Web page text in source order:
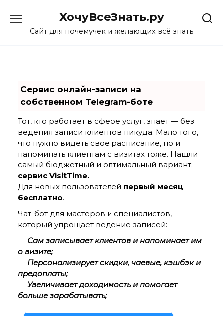
content
ХочуВсеЗнать.ру
Сайт для почемучек и желающих всё знать
Сервис онлайн-записи на
собственном Telegram-боте
Тот, кто работает в сфере услуг, знает — без
ведения записи клиентов никуда. Мало того,
что нужно видеть свое расписание, но и
напоминать клиентам о визитах тоже. Нашли
самый бюджетный и оптимальный вариант:
сервис VisitTime.
Для новых пользователей первый месяц
бесплатно.
Чат-бот для мастеров и специалистов,
который упрощает ведение записей:
— Сам записывает клиентов и напоминает им
о визите;
— Персонализирует скидки, чаевые, кэшбэк и
предоплаты;
— Увеличивает доходимость и помогает
больше зарабатывать;